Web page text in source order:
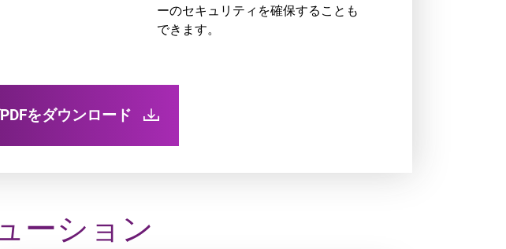
ーのセキュリティを確保することも
できます。
をダウンロード
ーション